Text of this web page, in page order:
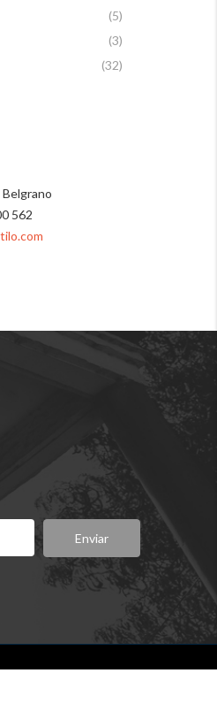
(5)
(3)
(32)
562
Enviar